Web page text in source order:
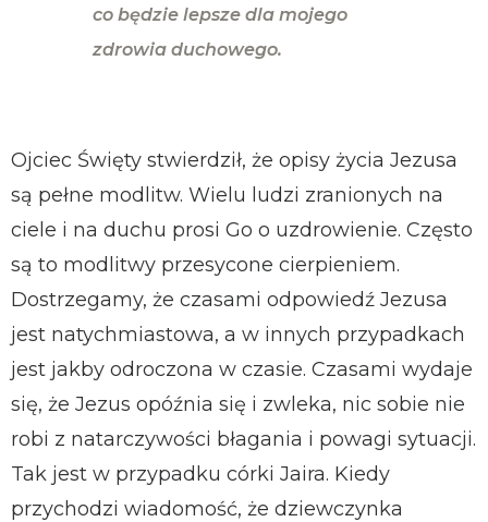
co będzie lepsze dla mojego
zdrowia duchowego.
Ojciec Święty stwierdził, że opisy życia Jezusa
są pełne modlitw. Wielu ludzi zranionych na
ciele i na duchu prosi Go o uzdrowienie. Często
są to modlitwy przesycone cierpieniem.
Dostrzegamy, że czasami odpowiedź Jezusa
jest natychmiastowa, a w innych przypadkach
jest jakby odroczona w czasie. Czasami wydaje
się, że Jezus opóźnia się i zwleka, nic sobie nie
robi z natarczywości błagania i powagi sytuacji.
Tak jest w przypadku córki Jaira. Kiedy
przychodzi wiadomość, że dziewczynka